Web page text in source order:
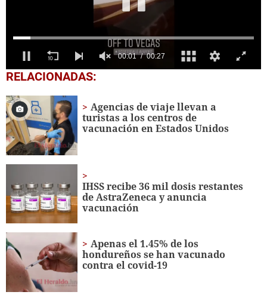
0
of
seconds
RELACIONADAS:
Agencias de viaje llevan a
turistas a los centros de
vacunación en Estados Unidos
IHSS recibe 36 mil dosis restantes
de AstraZeneca y anuncia
vacunación
Apenas el 1.45% de los
hondureños se han vacunado
contra el covid-19